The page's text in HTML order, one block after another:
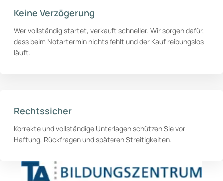
Keine Verzögerung
Wer vollständig startet, verkauft schneller. Wir sorgen dafür,
dass beim Notartermin nichts fehlt und der Kauf reibungslos
läuft.
Rechtssicher
Korrekte und vollständige Unterlagen schützen Sie vor
Haftung, Rückfragen und späteren Streitigkeiten.